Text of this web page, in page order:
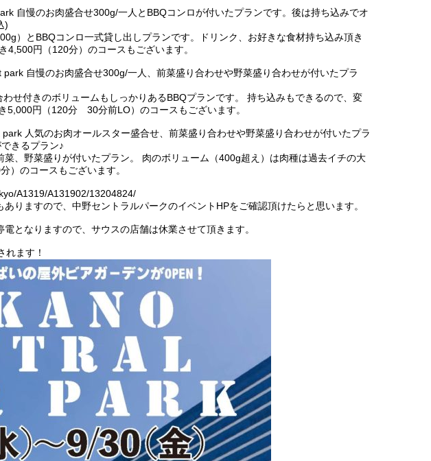
自慢のお肉盛合せ300g/一人とBBQコンロが付いたプランです。後は持ち込みでオ
)
）とBBQコンロ一式貸し出しプランです。ドリンク、お好きな食材持ち込み頂き
4,500円（120分）のコースもございます。
自慢のお肉盛合せ300g/一人、前菜盛り合わせや野菜盛り合わせが付いたプラ
せ付きのボリュームもしっかりあるBBQプランです。 持ち込みもできるので、変
円（120分 30分前LO）のコースもございます。
人気のお肉オールスター盛合せ、前菜盛り合わせや野菜盛り合わせが付いたプラ
きるプラン♪
、野菜盛りが付いたプラン。 肉のボリューム（400g超え）は肉種は過去イチの大
）のコースもございます。
A1319/A131902/13204824/
りますので、中野セントラルパークのイベントHPをご確認頂けたらと思います。
となりますので、サウスの店舗は休業させて頂きます。
れます！